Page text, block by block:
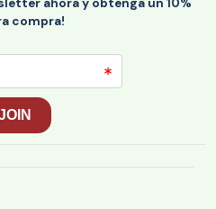
compra!